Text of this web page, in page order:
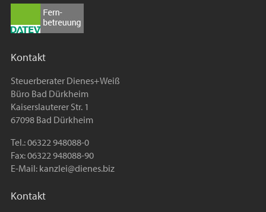
Kontakt
Steuerberater Dienes+Weiß
Büro Bad Dürkheim
Kaiserslauterer Str. 1
67098 Bad Dürkheim
Tel.: 06322 948088-0
Fax: 06322 948088-90
E-Mail: kanzlei@dienes.biz
Kontakt